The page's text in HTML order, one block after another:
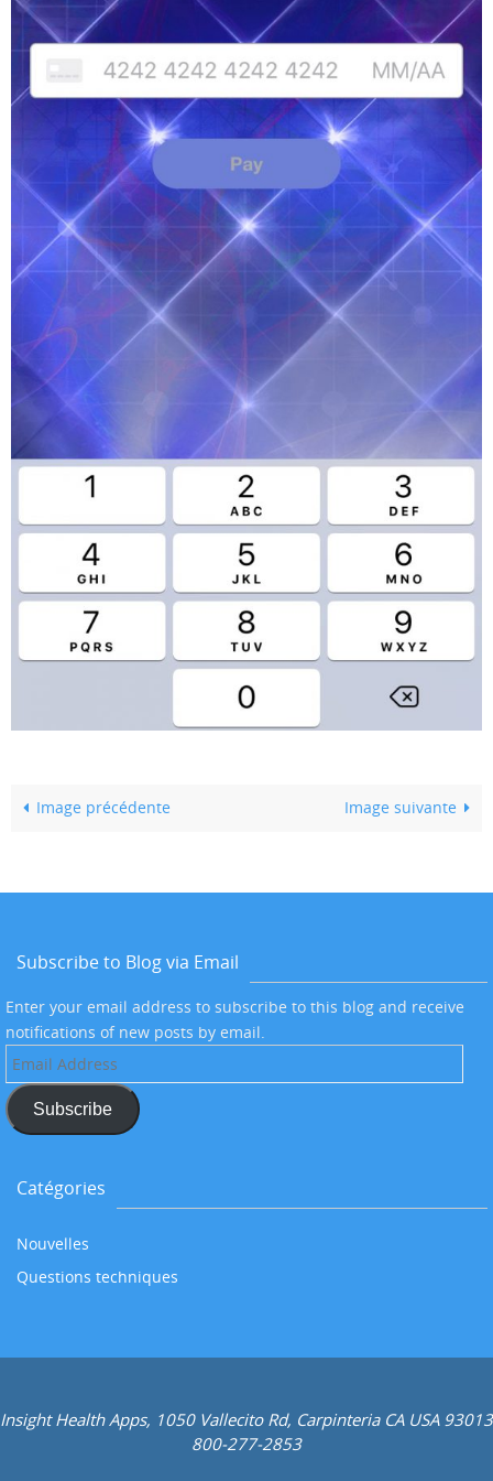
Image précédente Image suivante
Subscribe to Blog via Email
Enter your email address to subscribe to this blog and receive
notifications of new posts by email.
Email
Address
Subscribe
Catégories
Nouvelles
Questions techniques
Insight Health Apps, 1050 Vallecito Rd, Carpinteria CA USA 93013
800-277-2853